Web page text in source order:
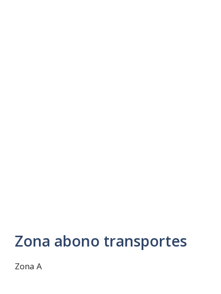
Zona abono transportes
Zona A